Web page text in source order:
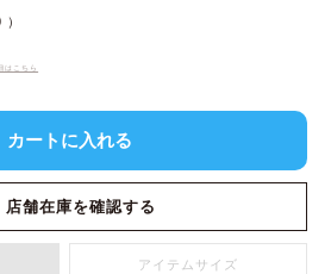
はこちら
店舗在庫を確認する
アイテムサイズ